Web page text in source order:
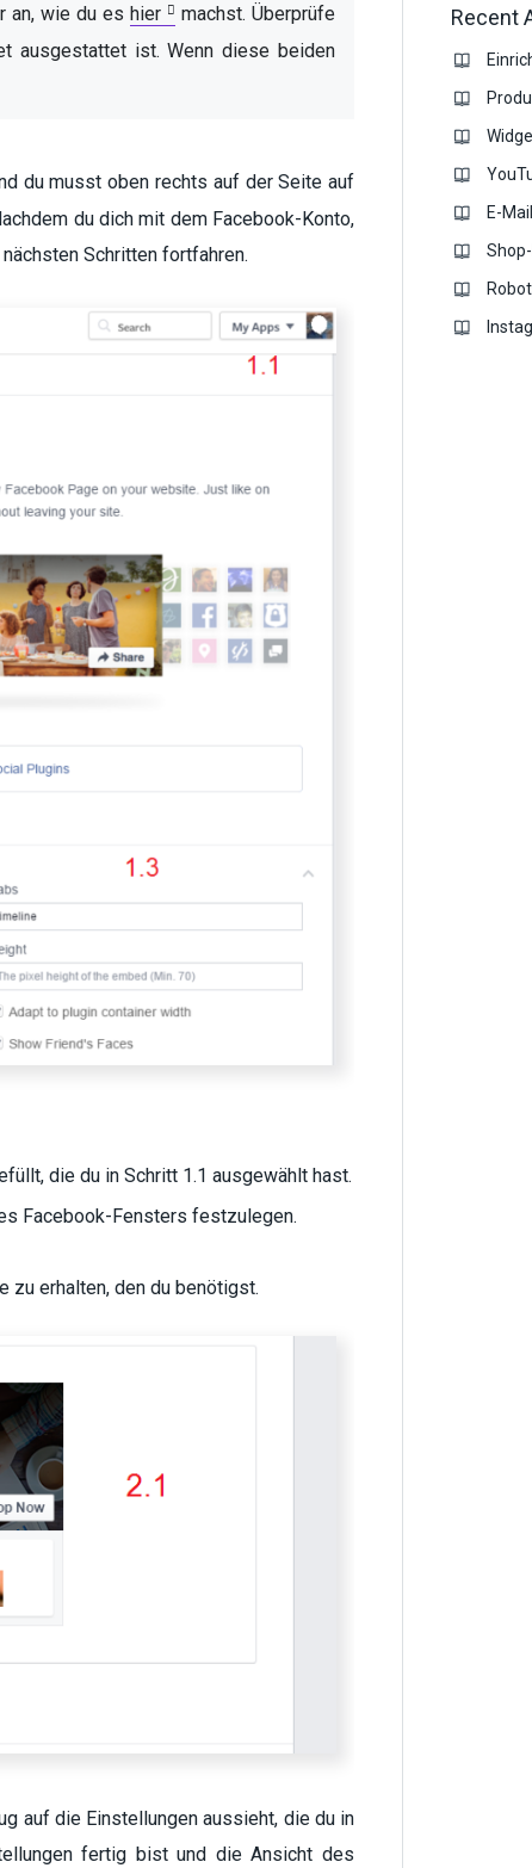
an, wie du es hier
machst. Überprüfe
ausgestattet ist. Wenn diese beiden
du musst oben rechts auf der Seite auf
du dich mit dem Facebook-Konto,
Schritten fortfahren.
die du in Schritt 1.1 ausgewählt hast.
Facebook-Fensters festzulegen.
zu erhalten, den du benötigst.
auf die Einstellungen aussieht, die du in
fertig bist und die Ansicht des
Recent
E-